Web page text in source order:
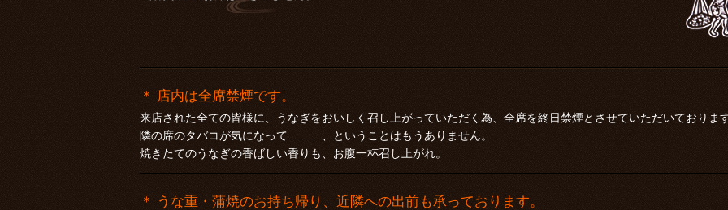
＊ 店内は全席禁煙です。
来店された全ての皆様に、うなぎをおいしく召し上がっていただく為、全席を終日禁煙とさせていただいておりま
隣の席のタバコが気になって………、ということはもうありません。
焼きたてのうなぎの香ばしい香りも、お腹一杯召し上がれ。
＊ うな重・蒲焼のお持ち帰り、近隣への出前も承っております。